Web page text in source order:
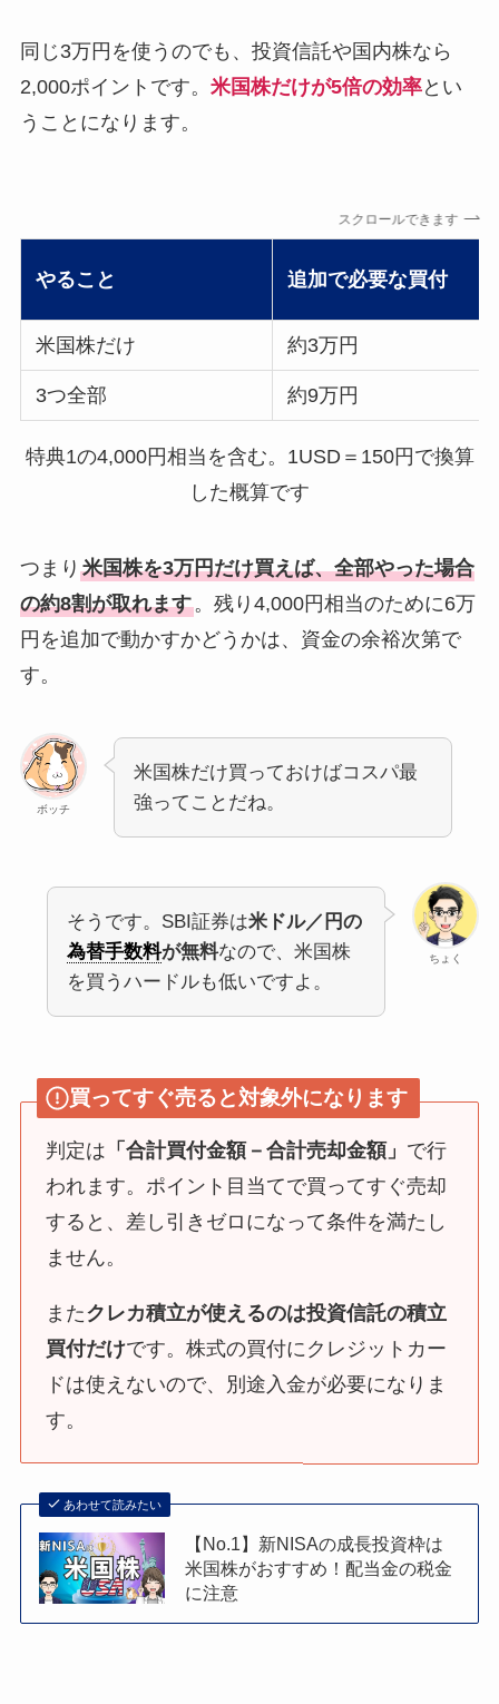
同じ3万円を使うのでも、投資信託や国内株なら
2,000ポイントです。 米国株だけが5倍の効率とい
うことになります。
スクロールできます
やること 追加で必要な買付
米国株だけ 約3万円
3つ全部 約9万円
特典1の4,000円相当を含む。1USD＝150円で換算
した概算です
つまり 米国株を3万円だけ買えば、全部やった場合
の約8割が取れます。残り4,000円相当のために6万
円を追加で動かすかどうかは、資金の余裕次第で
す。
ボッチ
米国株だけ買っておけばコスパ最
強ってことだね。
ちょく
そうです。SBI証券は米ドル／円の
為替手数料が無料なので、米国株
を買うハードルも低いですよ。
買ってすぐ売ると対象外になります
判定は 「合計買付金額－合計売却金額」 で行
われます。ポイント目当てで買ってすぐ売却
すると、差し引きゼロになって条件を満たし
ません。
またクレカ積立が使えるのは投資信託の積立
買付だけです。株式の買付にクレジットカー
ドは使えないので、別途入金が必要になりま
す。
あわせて読みたい
【No.1】新NISAの成長投資枠は
米国株がおすすめ！配当金の税金
に注意